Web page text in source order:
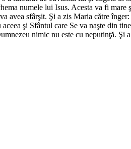
numele lui Isus. Acesta va fi mare
sfârşit. Şi a zis Maria către
şi Sfântul care Se va naşte din
nimic nu este cu neputinţă. Şi